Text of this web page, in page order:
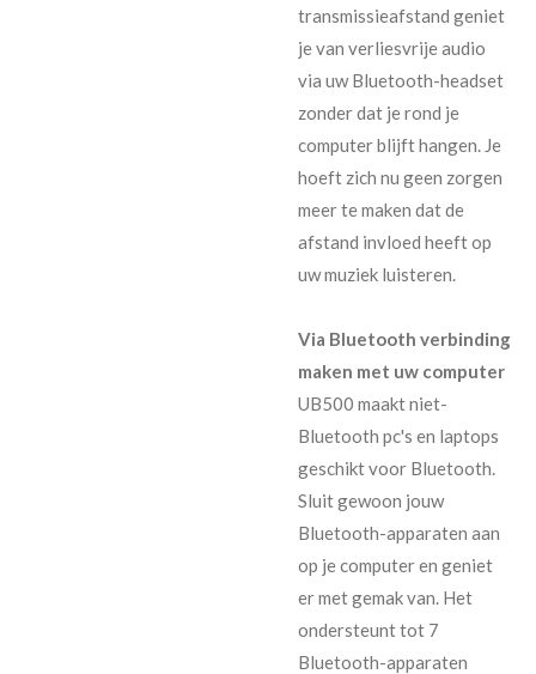
transmissieafstand geniet
je van verliesvrije audio
via uw Bluetooth-headset
zonder dat je rond je
computer blijft hangen. Je
hoeft zich nu geen zorgen
meer te maken dat de
afstand invloed heeft op
uw muziek luisteren.
Via Bluetooth verbinding
maken met uw computer
UB500 maakt niet-
Bluetooth pc's en laptops
geschikt voor Bluetooth.
Sluit gewoon jouw
Bluetooth-apparaten aan
op je computer en geniet
er met gemak van. Het
ondersteunt tot 7
Bluetooth-apparaten